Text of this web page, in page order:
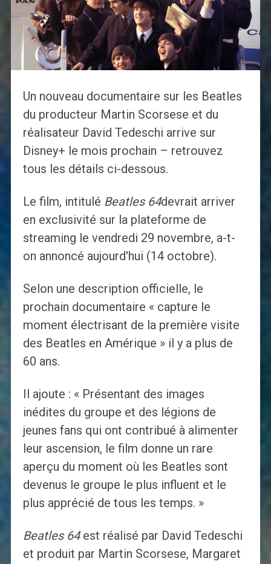
Un nouveau documentaire sur les Beatles
du producteur Martin Scorsese et du
réalisateur David Tedeschi arrive sur
Disney+ le mois prochain – retrouvez
tous les détails ci-dessous.
Le film, intitulé Beatles 64devrait arriver
en exclusivité sur la plateforme de
streaming le vendredi 29 novembre, a-t-
on annoncé aujourd'hui (14 octobre).
Selon une description officielle, le
prochain documentaire « capture le
moment électrisant de la première visite
des Beatles en Amérique » il y a plus de
60 ans.
Il ajoute : « Présentant des images
inédites du groupe et des légions de
jeunes fans qui ont contribué à alimenter
leur ascension, le film donne un rare
aperçu du moment où les Beatles sont
devenus le groupe le plus influent et le
plus apprécié de tous les temps. »
Beatles 64est réalisé par David Tedeschi
et produit par Martin Scorsese, Margaret